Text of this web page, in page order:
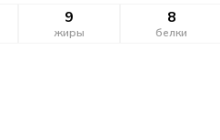
9
жиры
8
белки